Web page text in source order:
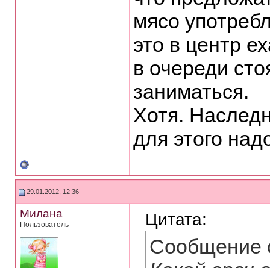
мясо
это в центр
в очереди
заниматься.
Хотя.
для этого
29.01.2012, 12:36
Милана
Пользователь Цитата:
Сообщение